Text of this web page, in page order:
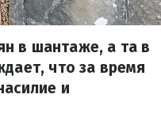
в шантаже, а та в
что за время
и